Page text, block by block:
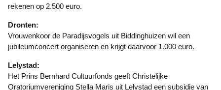
rekenen op 2.500 euro.
Dronten:
Vrouwenkoor de Paradijsvogels uit Biddinghuizen wil een
jubileumconcert organiseren en krijgt daarvoor 1.000 euro.
Lelystad:
Het Prins Bernhard Cultuurfonds geeft Christelijke
Oratoriumvereniging Stella Maris uit Lelystad een subsidie van